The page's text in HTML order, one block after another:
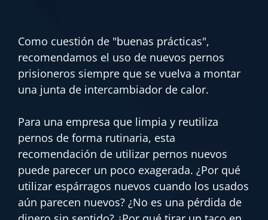
Como cuestión de "buenas prácticas",
recomendamos el uso de nuevos pernos
prisioneros siempre que se vuelva a montar
una junta de intercambiador de calor.
Para una empresa que limpia y reutiliza
pernos de forma rutinaria, esta
recomendación de utilizar pernos nuevos
puede parecer un poco exagerada. ¿Por qué
utilizar espárragos nuevos cuando los usados
aún parecen nuevos? ¿No es una pérdida de